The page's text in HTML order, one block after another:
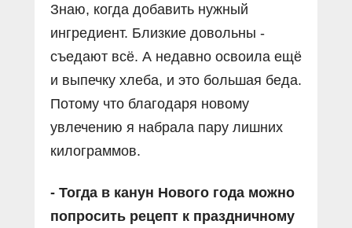
Знаю, когда добавить нужный
ингредиент. Близкие довольны -
съедают всё. А недавно освоила ещё
и выпечку хлеба, и это большая беда.
Потому что благодаря новому
увлечению я набрала пару лишних
килограммов.
- Тогда в канун Нового года можно
попросить рецепт к праздничному